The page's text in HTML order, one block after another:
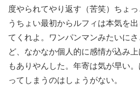
度やられてやり返す（苦笑）ちょ
うちょい最初からルフィは本気を
てくれよ。ワンパンマンみたいに
ど、なかなか個人的に感情が込み
もありやんした。年寄は気が早い
ってしまうのはしょうがない。